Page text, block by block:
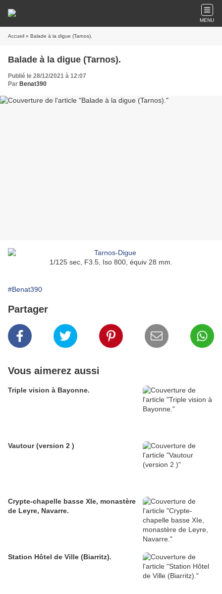
MENU
Accueil » Balade à la digue (Tarnos).
Balade à la digue (Tarnos).
Publié le 28/12/2021 à 12:07
Par Benat390
1/125 sec, F3.5, Iso 800, équiv 28 mm.
#Benat390
Partager
Vous aimerez aussi
Triple vision à Bayonne.
Vautour (version 2 )
Crypte-chapelle basse XIe, monastère
de Leyre, Navarre.
Station Hôtel de Ville (Biarritz).